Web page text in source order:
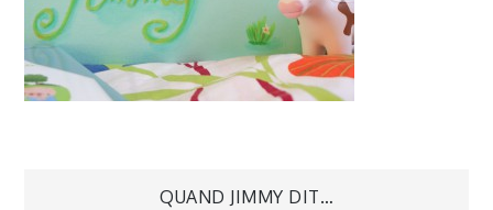
QUAND JIMMY DIT…